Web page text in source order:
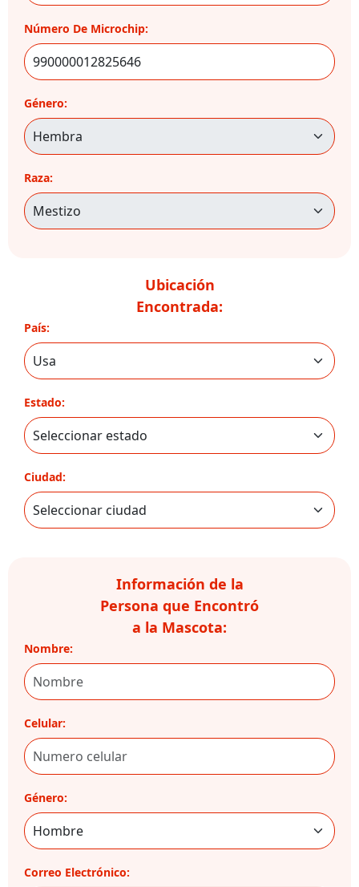
Número De Microchip:
Género:
Raza:
Ubicación
Encontrada:
País:
Estado:
Ciudad:
Información de la
Persona que Encontró
a la Mascota:
Nombre:
Celular:
Género:
Correo Electrónico: